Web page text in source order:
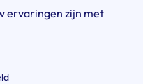
ervaringen zijn met